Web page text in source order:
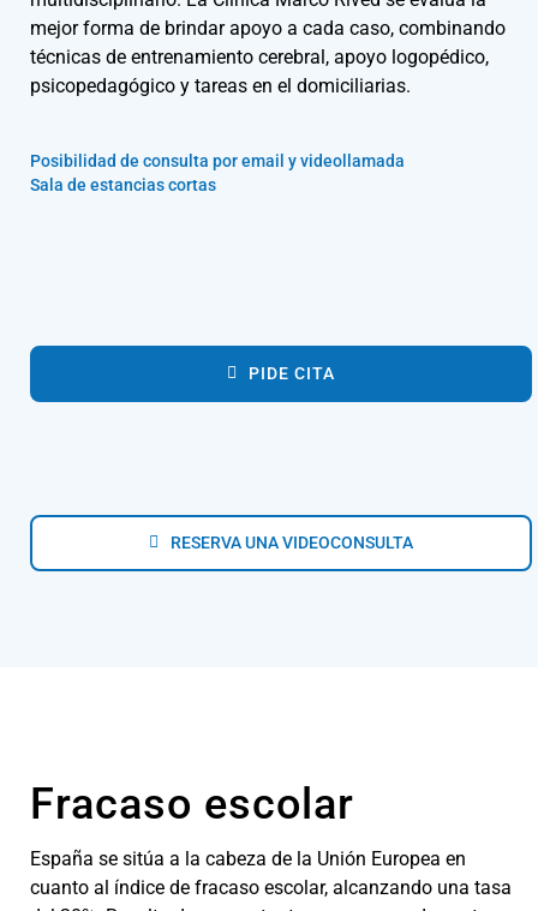
mejor forma de brindar apoyo a cada caso, combinando
técnicas de entrenamiento cerebral, apoyo logopédico,
psicopedagógico y tareas en el domiciliarias.
Posibilidad de consulta por email y videollamada
Sala de estancias cortas
PIDE CITA
RESERVA UNA VIDEOCONSULTA
Fracaso escolar
España se sitúa a la cabeza de la Unión Europea en
cuanto al índice de fracaso escolar, alcanzando una tasa